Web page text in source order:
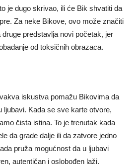
je dugo skrivao, ili će Bik shvatiti da
Za neke Bikove, ovo može značiti
predstavlja novi početak, jer
od toksičnih obrazaca.
iskustva pomažu Bikovima da
ljubavi. Kada se sve karte otvore,
čista istina. To je trenutak kada
da grade dalje ili da zatvore jedno
pruža mogućnost da u ljubavi
autentičan i oslobođen laži.